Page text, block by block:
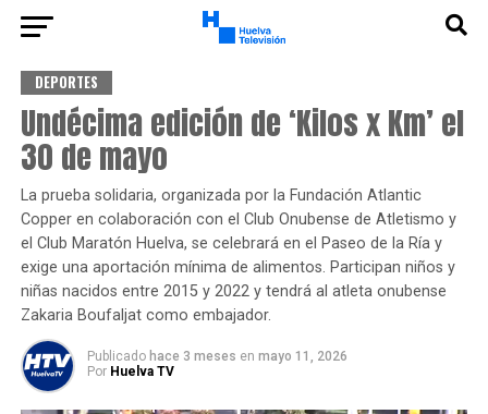
DEPORTES
Undécima edición de ‘Kilos x Km’ el
30 de mayo
La prueba solidaria, organizada por la Fundación Atlantic
Copper en colaboración con el Club Onubense de Atletismo y
el Club Maratón Huelva, se celebrará en el Paseo de la Ría y
exige una aportación mínima de alimentos. Participan niños y
niñas nacidos entre 2015 y 2022 y tendrá al atleta onubense
Zakaria Boufaljat como embajador.
Publicado hace 3 meses en mayo 11, 2026
Por Huelva TV